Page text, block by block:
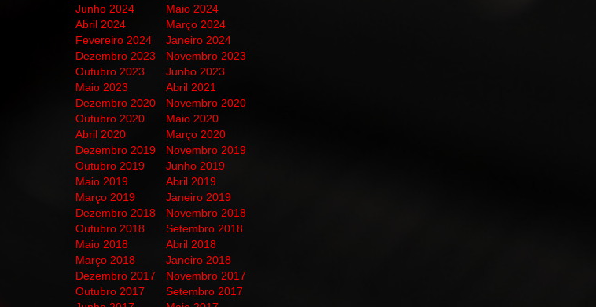
Junho 2024
Maio 2024
Abril 2024
Março 2024
Fevereiro 2024
Janeiro 2024
Dezembro 2023
Novembro 2023
Outubro 2023
Junho 2023
Maio 2023
Abril 2021
Dezembro 2020
Novembro 2020
Outubro 2020
Maio 2020
Abril 2020
Março 2020
Dezembro 2019
Novembro 2019
Outubro 2019
Junho 2019
Maio 2019
Abril 2019
Março 2019
Janeiro 2019
Dezembro 2018
Novembro 2018
Outubro 2018
Setembro 2018
Maio 2018
Abril 2018
Março 2018
Janeiro 2018
Dezembro 2017
Novembro 2017
Outubro 2017
Setembro 2017